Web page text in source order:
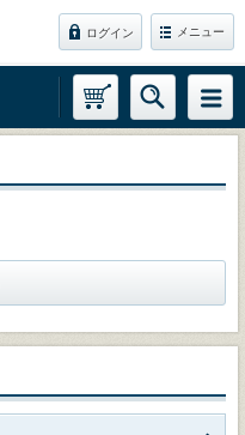
ログイン メニュー